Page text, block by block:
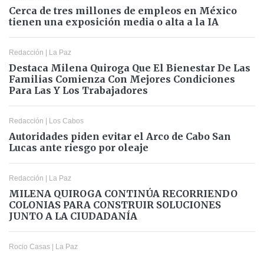
Cerca de tres millones de empleos en México
tienen una exposición media o alta a la IA
Redacción | La Paz
Destaca Milena Quiroga Que El Bienestar De Las
Familias Comienza Con Mejores Condiciones
Para Las Y Los Trabajadores
Redacción | Los Cabos
Autoridades piden evitar el Arco de Cabo San
Lucas ante riesgo por oleaje
Redacción | La Paz
MILENA QUIROGA CONTINÚA RECORRIENDO
COLONIAS PARA CONSTRUIR SOLUCIONES
JUNTO A LA CIUDADANÍA
Rocio Casas | La Paz